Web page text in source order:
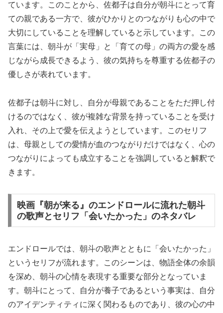
ています。このことから、佐都子は自分が朝斗にとって育
ての親である一方で、彼がひかりとのつながりも心の中で
大切にしていることを理解していると示しています。この
言葉には、朝斗が「実母」と「育ての母」の両方の愛を感
じながら成長できるよう、彼の気持ちを尊重する佐都子の
優しさが表れています。
佐都子は朝斗に対し、自分が母親であることをただ押し付
けるのではなく、彼が複雑な背景を持っていることを受け
入れ、その上で愛を伝えようとしています。このセリフ
は、母親としての愛情が血のつながりだけではなく、心の
つながりによっても成立することを強調していると解釈で
きます。
映画『朝が来る』のエンドロールに流れた朝斗
の歌声とセリフ「会いたかった」のネタバレ
エンドロールでは、朝斗の歌声とともに「会いたかった」
というセリフが流れます。このシーンは、物語全体の余韻
を深め、朝斗の心情を表現する重要な部分となっていま
す。朝斗にとって、自分が養子であるという事実は、自分
のアイデンティティに深く関わるものであり、彼の心の中